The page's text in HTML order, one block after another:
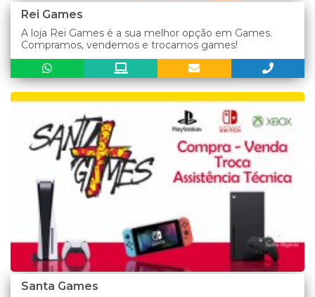
Rei Games
A loja Rei Games é a sua melhor opção em Games.
Compramos, vendemos e trocamos games!
Santa Games